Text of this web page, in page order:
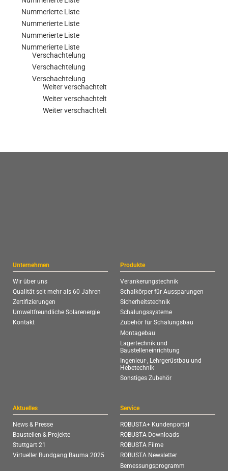
Nummerierte Liste
Nummerierte Liste
Nummerierte Liste
Nummerierte Liste
Verschachtelung
Verschachtelung
Verschachtelung
Weiter verschachtelt
Weiter verschachtelt
Weiter verschachtelt
Unternehmen
Wir über uns
Qualität seit mehr als 60 Jahren
Zertifizierungen
Umweltfreundliche Solarenergie
Kontakt
Produkte
Verankerungstechnik
Schalkörper für Aussparungen
Sicherheitstechnik
Schalungssysteme
Zubehör für Schalungsbau
Montagebau
Lagertechnik und
Baustelleneinrichtung
Ingenieur-, Lehrgerüstbau und
Hebetechnik
Sonstiges Zubehör
Aktuelles
News & Presse
Baustellen & Projekte
Stuttgart 21
Virtueller Rundgang Bauma 2025
Service
ROBUSTA+ Kundenportal
ROBUSTA Downloads
ROBUSTA Filme
ROBUSTA Newsletter
Bemessungsprogramm